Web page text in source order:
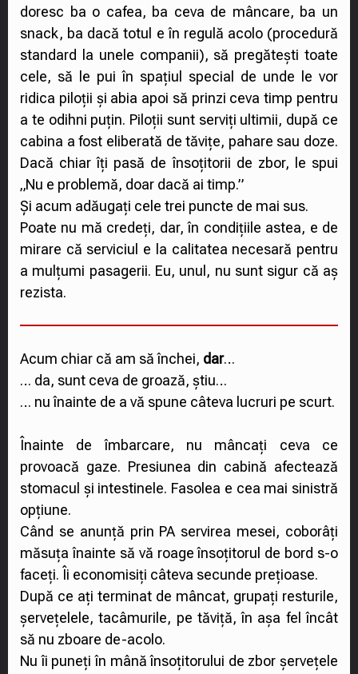
doresc ba o cafea, ba ceva de mâncare, ba un
snack, ba dacă totul e în regulă acolo (procedură
standard la unele companii), să pregătești toate
cele, să le pui în spațiul special de unde le vor
ridica piloții și abia apoi să prinzi ceva timp pentru
a te odihni puțin. Piloții sunt serviți ultimii, după ce
cabina a fost eliberată de tăvițe, pahare sau doze.
Dacă chiar îți pasă de însoțitorii de zbor, le spui
„Nu e problemă, doar dacă ai timp.”
Și acum adăugați cele trei puncte de mai sus.
Poate nu mă credeți, dar, în condițiile astea, e de
mirare că serviciul e la calitatea necesară pentru
a mulțumi pasagerii. Eu, unul, nu sunt sigur că aș
rezista.
Acum chiar că am să închei, dar…
… da, sunt ceva de groază, știu…
… nu înainte de a vă spune câteva lucruri pe scurt.
Înainte de îmbarcare, nu mâncați ceva ce
provoacă gaze. Presiunea din cabină afectează
stomacul și intestinele. Fasolea e cea mai sinistră
opțiune.
Când se anunță prin PA servirea mesei, coborâți
măsuța înainte să vă roage însoțitorul de bord s-o
faceți. Îi economisiți câteva secunde prețioase.
După ce ați terminat de mâncat, grupați resturile,
șervețelele, tacâmurile, pe tăviță, în așa fel încât
să nu zboare de-acolo.
Nu îi puneți în mână însoțitorului de zbor șervețele